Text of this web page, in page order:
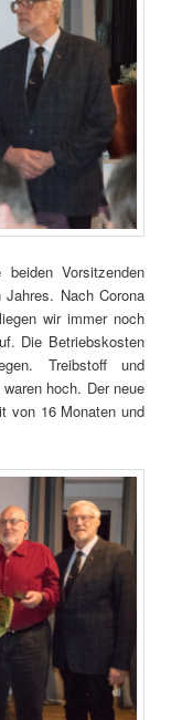
Vorsitzenden
Nach Corona
wir immer noch
Die Betriebskosten
Treibstoff und
hoch. Der neue
von 16 Monaten und